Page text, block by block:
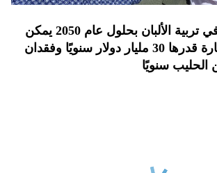
الإجهاد الحراري في تربية الألبان بحلول عام 2050 يمكن
أن يصل إلى خسارة قدرها 30 مليار دولار سنويًا وفقدان